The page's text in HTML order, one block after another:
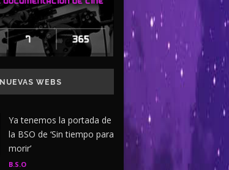
NUEVAS WEBS
Ya tenemos la portada de
la BSO de ‘Sin tiempo para
morir’
B.S.O